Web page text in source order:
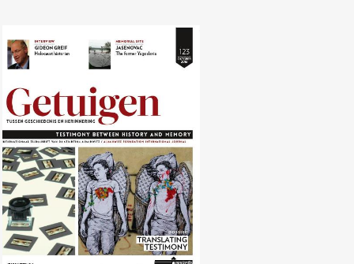
Nr. 123 (10/2016) Translating
Memory